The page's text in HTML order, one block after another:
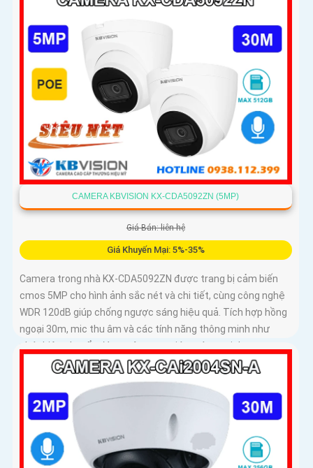
CAMERA KBVISION KX-CDA5092ZN (5MP)
Giá Bán: liên hệ
Giá Khuyến Mại: 5%-35%
Camera trong nhà KX-CDA5092ZN được trang bị cảm biến
cmos 5MP cho hình ảnh sắc nét và chi tiết, cùng công nghệ
WDR 120dB giúp chống ngược sáng hiệu quả. Tích hợp hồng
ngoại 30m, mic thu âm và các tính năng thông minh như
phát hiện chuyển động, nâng cao giám sát an ninh